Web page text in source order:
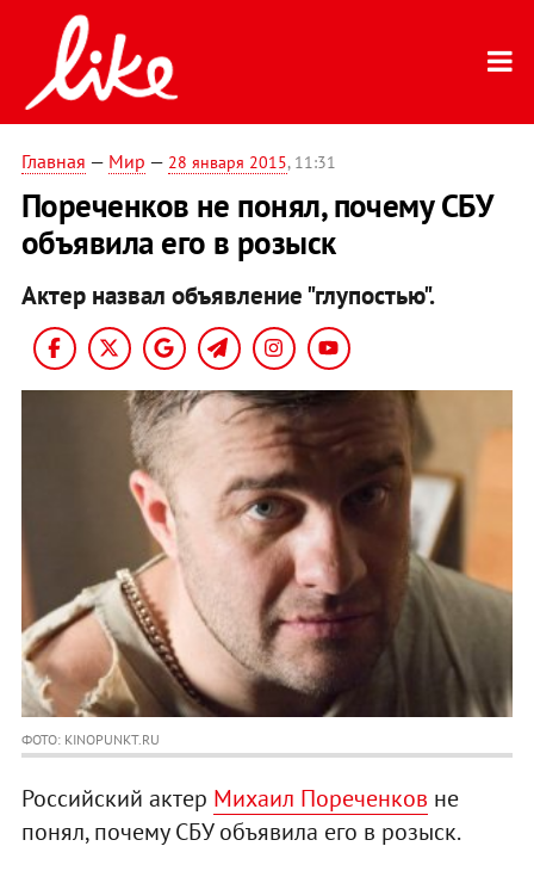
Главная — Мир — 28 января 2015, 11:31
Пореченков не понял, почему СБУ
объявила его в розыск
Актер назвал объявление "глупостью".
ФОТО: KINOPUNKT.RU
Российский актер Михаил Пореченков не
понял, почему СБУ объявила его в розыск.